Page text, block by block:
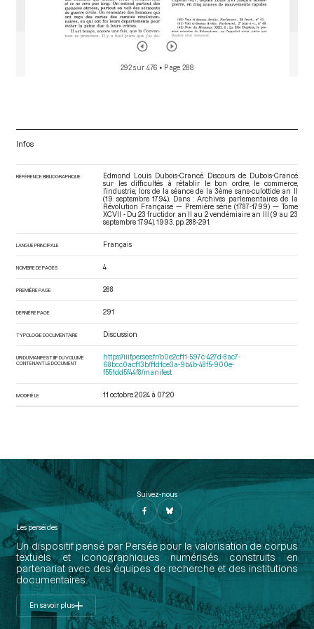
292 sur 476 • Page 288
Infos
RÉFÉRENCE BIBLIOGRAPHIQUE
Edmond Louis Dubois-Crancé. Discours de Dubois-Crancé
sur les difficultés à rétablir le bon ordre, le commerce,
l’industrie, lors de la séance de la 3ème sans-culottide an II
(19 septembre 1794). Dans : Archives parlementaires de la
Révolution Française — Première série (1787-1799) — Tome
XCVII - Du 23 fructidor an II au 2 vendémiaire an III (9 au 23
septembre 1794) . 1993. pp. 288-291.
LANGUE PRINCIPALE Français
NOMBRE DE PAGES 4
PREMIÈRE PAGE 288
DERNIÈRE PAGE 291
TYPOLOGIE DOCUMENTAIRE Discussion
URI DU MANIFEST IIIF DU VOLUME
CONTENANT LE DOCUMENT
https://iiif.persee.fr/b0e2cf11-597c-427d-8ac7-
68bcc0acf13b/f1d1ce3a-9b4b-48f5-900e-
f551dd5f44f8/manifest
MODIFIÉ LE 11 octobre 2024 à 07:20
Suivez-nous
Les perséides
Un dispositif pensé par Persée pour la valorisation de corpus
textuels et iconographiques numérisés construits en
partenariat avec des équipes de recherche et des institutions
documentaires.
En savoir plus